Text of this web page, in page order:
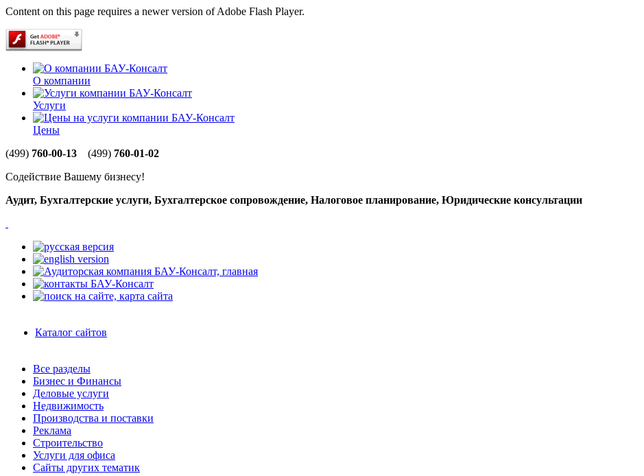
Content on this page requires a newer version of Adobe Flash Player.
О компании
Услуги
Цены
(499) 760-00-13 (499) 760-01-02
Содействие Вашему бизнесу!
Аудит, Бухгалтерские услуги, Бухгалтерское сопровождение, Налоговое планирование, Юридические консультации
Каталог сайтов
Все разделы
Бизнес и Финансы
Деловые услуги
Недвижимость
Производства и поставки
Реклама
Строительство
Услуги для офиса
Сайты других тематик